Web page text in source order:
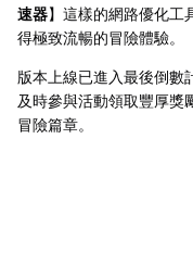
速器】這樣的網路優化工
得極致流暢的冒險體驗。
版本上線已進入最後倒數
及時參與活動領取豐厚獎
冒險篇章。